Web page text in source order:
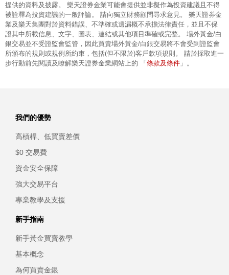
提供的資料及披露。 樂天證券金業可能會提供並非擬作為投資建議且不得
被詮釋為投資建議的一般評論。 請向獨立財務顧問尋求意見。 樂天證券金
業及樂天集團對於資料錯誤、不準確或遺漏概不承擔法律責任，並且不保
證其中所載信息、文字、圖表、連結或其他項目準確或完整。 場外黃金/白
銀交易並不受證監會監管，因此買賣場外黃金/白銀交易將不會受到證監會
所頒布的規則或規例所約束，包括(但不限於)客戶款項規則。 請於採取進一
步行動前先閱讀及瞭解樂天證券金業網站上的 「 條款及條件 」。
我們的優勢
高槓桿、低買賣差價
$0 交易費
資金安全保障
強大交易平台
專業教學及支援
新手指南
新手黃金買賣教學
基本概念
為何買賣金銀